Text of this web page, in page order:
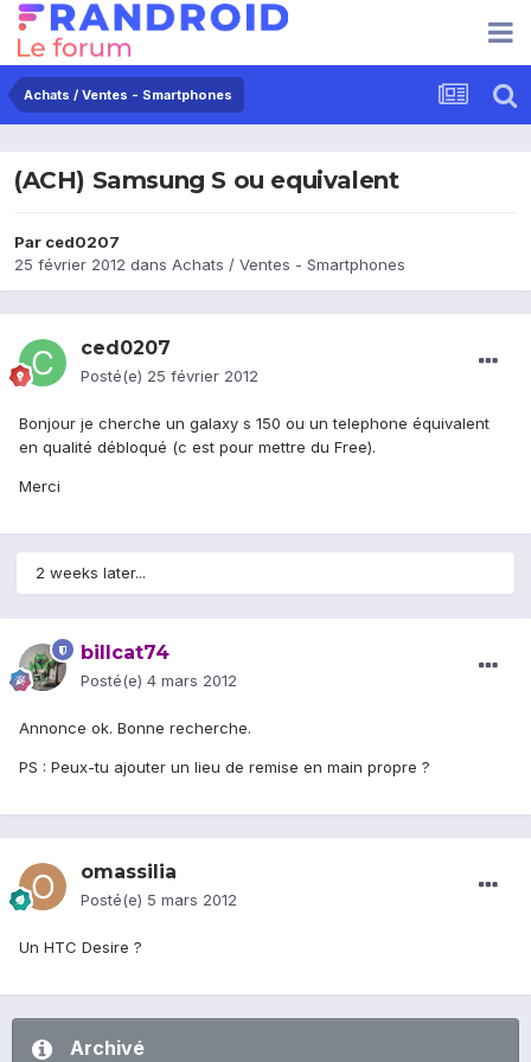
Achats / Ventes - Smartphones
(ACH) Samsung S ou equivalent
Par ced0207
25 février 2012 dans Achats / Ventes - Smartphones
ced0207
Posté(e) 25 février 2012
Bonjour je cherche un galaxy s 150 ou un telephone équivalent
en qualité débloqué (c est pour mettre du Free).
Merci
2 weeks later...
billcat74
Posté(e) 4 mars 2012
Annonce ok. Bonne recherche.
PS : Peux-tu ajouter un lieu de remise en main propre ?
omassilia
Posté(e) 5 mars 2012
Un HTC Desire ?
Archivé